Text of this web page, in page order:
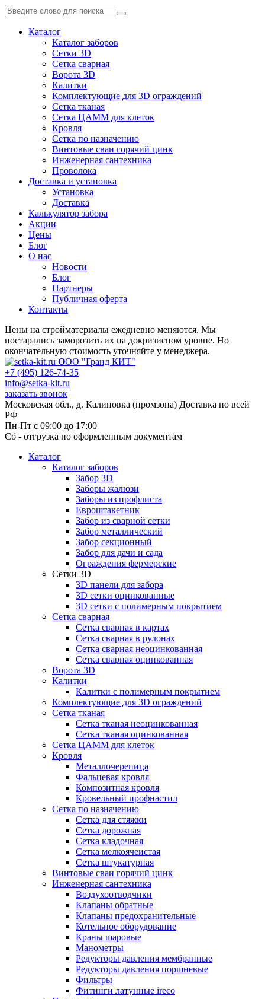
Каталог
Каталог заборов
Сетки 3D
Сетка сварная
Ворота 3D
Калитки
Комплектующие для 3D ограждений
Сетка тканая
Сетка ЦАММ для клеток
Кровля
Сетка по назначению
Винтовые сваи горячий цинк
Инженерная сантехника
Проволока
Доставка и установка
Установка
Доставка
Калькулятор забора
Акции
Цены
Блог
О нас
Новости
Блог
Партнеры
Публичная оферта
Контакты
Цены на стройматериалы ежедневно меняются. Мы
постарались заморозить их на докризисном уровне. Но
окончательную стоимость уточняйте у менеджера.
ООО "Гранд КИТ"
+7 (495) 126-74-35
info@setka-kit.ru
заказать звонок
Московская обл., д. Калиновка (промзона) Доставка по всей
РФ
Пн-Пт с 09:00 до 17:00
Сб - отгрузка по оформленным документам
Каталог
Каталог заборов
Забор 3D
Заборы жалюзи
Заборы из профлиста
Евроштакетник
Забор из сварной сетки
Забор металлический
Забор секционный
Забор для дачи и сада
Ограждения фермерские
Сетки 3D
3D панели для забора
3D сетки оцинкованные
3D сетки с полимерным покрытием
Сетка сварная
Сетка сварная в картах
Сетка сварная в рулонах
Сетка сварная неоцинкованная
Сетка сварная оцинкованная
Ворота 3D
Калитки
Калитки с полимерным покрытием
Комплектующие для 3D ограждений
Сетка тканая
Сетка тканая неоцинкованная
Сетка тканая оцинкованная
Сетка ЦАММ для клеток
Кровля
Металлочерепица
Фальцевая кровля
Композитная кровля
Кровельный профнастил
Сетка по назначению
Сетка для стяжки
Сетка дорожная
Сетка кладочная
Сетка мелкоячеистая
Сетка штукатурная
Винтовые сваи горячий цинк
Инженерная сантехника
Воздухоотводчики
Клапаны обратные
Клапаны предохранительные
Котельное оборудование
Краны шаровые
Манометры
Редукторы давления мембранные
Редукторы давления поршневые
Фильтры
Фитинги латунные ireco